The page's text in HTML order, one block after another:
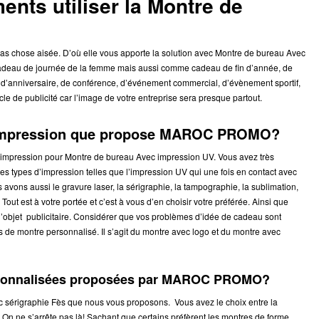
chose aisée. D’où elle vous apporte la solution avec Montre de bureau Avec
de journée de la femme mais aussi comme cadeau de fin d’année, de
de conférence, d’événement commercial, d’évènement sportif,
de publicité car l’image de votre entreprise sera presque partout.
que propose MAROC PROMO?
pour Montre de bureau Avec impression UV. Vous avez très
types d’impression telles que l’impression UV qui une fois en contact avec
aussi le gravure laser, la sérigraphie, la tampographie, la sublimation,
est à votre portée et c’est à vous d’en choisir votre préférée. Ainsi que
publicitaire. Considérer que vos problèmes d’idée de cadeau sont
montre personnalisé. Il s’agit du montre avec logo et du montre avec
proposées par MAROC PROMO?
Fès que nous vous proposons. Vous avez le choix entre la
ne s’arrête pas là! Sachant que certains préfèrent les montres de forme